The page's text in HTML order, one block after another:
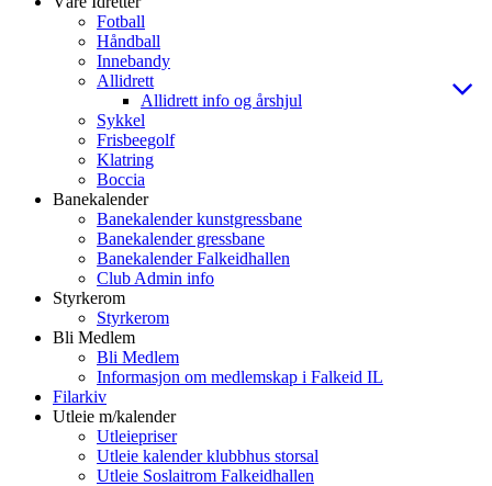
Fotball
Håndball
Innebandy
Allidrett
Allidrett info og årshjul
Sykkel
Frisbeegolf
Klatring
Boccia
Banekalender
Banekalender kunstgressbane
Banekalender gressbane
Banekalender Falkeidhallen
Club Admin info
Styrkerom
Styrkerom
Bli Medlem
Bli Medlem
Informasjon om medlemskap i Falkeid IL
Filarkiv
Utleie m/kalender
Utleiepriser
Utleie kalender klubbhus storsal
Utleie Soslaitrom Falkeidhallen